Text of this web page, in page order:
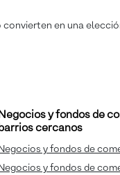
en una
Negocios y fondos de
barrios cercanos
Negocios y fondos de
Negocios y fondos de